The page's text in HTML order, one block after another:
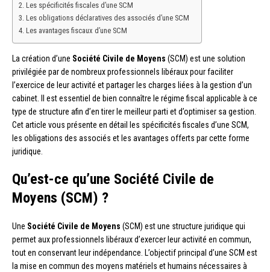
Les spécificités fiscales d’une SCM
Les obligations déclaratives des associés d’une SCM
Les avantages fiscaux d’une SCM
La création d’une Société Civile de Moyens (SCM) est une solution
privilégiée par de nombreux professionnels libéraux pour faciliter
l’exercice de leur activité et partager les charges liées à la gestion d’un
cabinet. Il est essentiel de bien connaître le régime fiscal applicable à ce
type de structure afin d’en tirer le meilleur parti et d’optimiser sa gestion.
Cet article vous présente en détail les spécificités fiscales d’une SCM,
les obligations des associés et les avantages offerts par cette forme
juridique.
Qu’est-ce qu’une Société Civile de
Moyens (SCM) ?
Une Société Civile de Moyens (SCM) est une structure juridique qui
permet aux professionnels libéraux d’exercer leur activité en commun,
tout en conservant leur indépendance. L’objectif principal d’une SCM est
la mise en commun des moyens matériels et humains nécessaires à